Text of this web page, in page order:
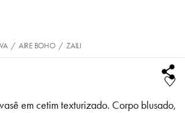
/ AIRE BOHO / ZAILI
em cetim texturizado. Corpo blusado,